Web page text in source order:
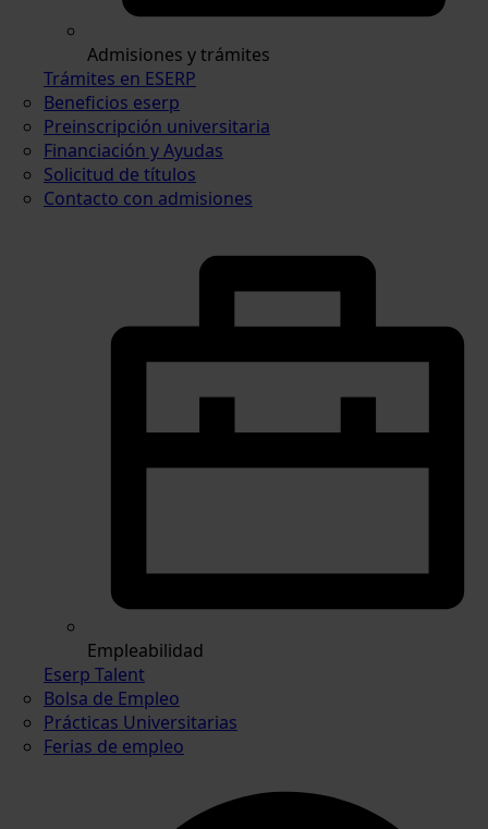
Admisiones y trámites
Trámites en ESERP
Beneficios eserp
Preinscripción universitaria
Financiación y Ayudas
Solicitud de títulos
Contacto con admisiones
Empleabilidad
Eserp Talent
Bolsa de Empleo
Prácticas Universitarias
Ferias de empleo